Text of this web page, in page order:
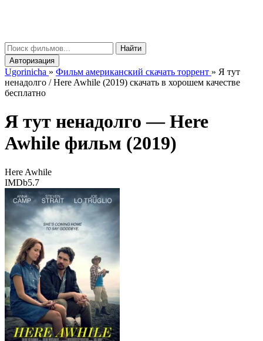
Найти
Авторизация
Ugorinicha » Фильм американский скачать торрент » Я тут
ненадолго / Here Awhile (2019) скачать в хорошем качестве
бесплатно
Я тут ненадолго —Here
Awhile фильм (2019)
Here Awhile
IMDb5.7